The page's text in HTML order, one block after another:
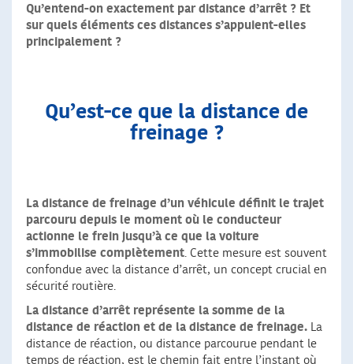
Qu’entend-on exactement par distance d’arrêt ? Et
sur quels éléments ces distances s’appuient-elles
principalement ?
Qu’est-ce que la distance de
freinage ?
La distance de freinage d’un véhicule définit le trajet
parcouru depuis le moment où le conducteur
actionne le frein jusqu’à ce que la voiture
s’immobilise complètement. Cette mesure est souvent
confondue avec la distance d’arrêt, un concept crucial en
sécurité routière.
La distance d’arrêt représente la somme de la
distance de réaction et de la distance de freinage. La
distance de réaction, ou distance parcourue pendant le
temps de réaction, est le chemin fait entre l’instant où